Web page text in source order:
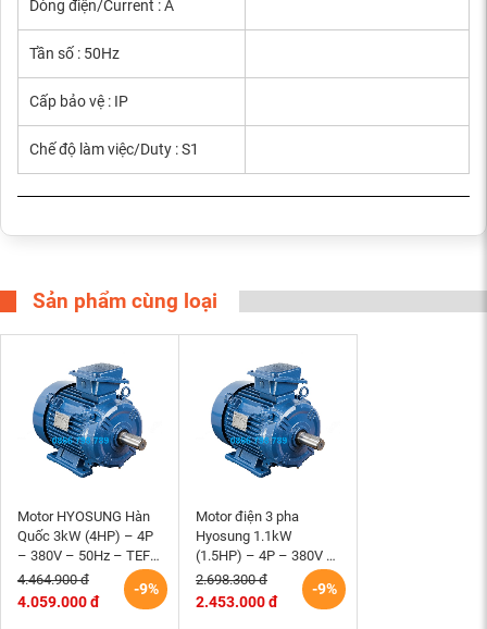
Dòng điện/Current : A
Tần số : 50Hz
Cấp bảo vệ : IP
Chế độ làm việc/Duty : S1
Sản phẩm cùng loại
Motor HYOSUNG Hàn
Quốc 3kW (4HP) – 4P
– 380V – 50Hz – TEFC
– 100L – B3 (tốc độ
1500 r/min)
-9%
4.464.900 đ
4.059.000 đ
Motor điện 3 pha
Hyosung 1.1kW
(1.5HP) – 4P – 380V –
50Hz – TEFC – 90S
(tốc độ 1500rpm)
-9%
2.698.300 đ
2.453.000 đ